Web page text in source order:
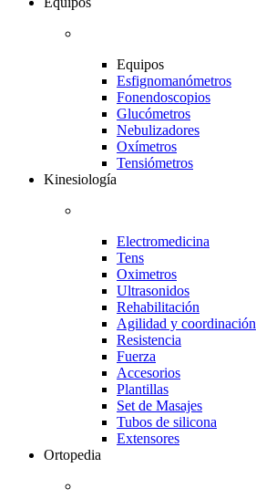
Equipos
Esfignomanómetros
Fonendoscopios
Glucómetros
Nebulizadores
Oxímetros
Tensiómetros
Kinesiología
Electromedicina
Tens
Oximetros
Ultrasonidos
Rehabilitación
Agilidad y coordinación
Resistencia
Fuerza
Accesorios
Plantillas
Set de Masajes
Tubos de silicona
Extensores
Ortopedia